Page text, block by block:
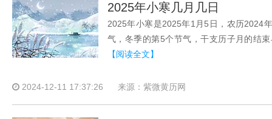
2025年小寒几月几日
2025年小寒是2025年1月5日，农历2024
气，冬季的第5个节气，干支历子月的结
【阅读全文】
2024-12-11 17:37:26 来源：紫微黄历网